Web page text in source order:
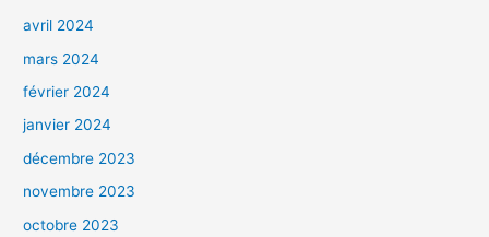
avril 2024
mars 2024
février 2024
janvier 2024
décembre 2023
novembre 2023
octobre 2023